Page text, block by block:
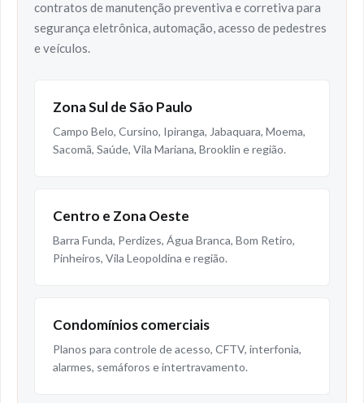
contratos de manutenção preventiva e corretiva para
segurança eletrônica, automação, acesso de pedestres
e veículos.
Zona Sul de São Paulo
Campo Belo, Cursino, Ipiranga, Jabaquara, Moema,
Sacomã, Saúde, Vila Mariana, Brooklin e região.
Centro e Zona Oeste
Barra Funda, Perdizes, Água Branca, Bom Retiro,
Pinheiros, Vila Leopoldina e região.
Condomínios comerciais
Planos para controle de acesso, CFTV, interfonia,
alarmes, semáforos e intertravamento.